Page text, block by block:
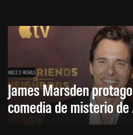
HACE 3 HORAS
James Marsden
comedia de misterio de